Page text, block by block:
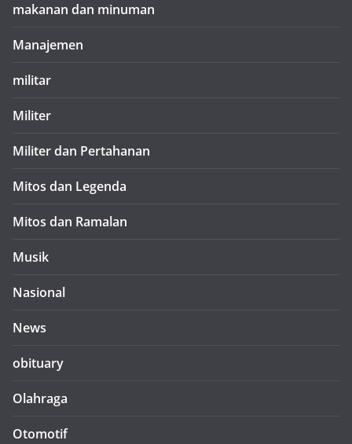
makanan dan minuman
Manajemen
militar
Militer
Militer dan Pertahanan
Mitos dan Legenda
Mitos dan Ramalan
Musik
Nasional
News
obituary
Olahraga
Otomotif